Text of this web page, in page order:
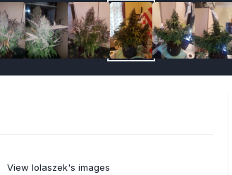
View lolaszek's images